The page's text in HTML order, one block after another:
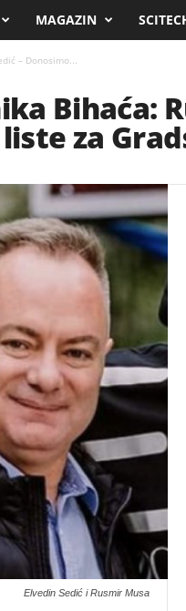
MAGAZIN
– Donosimo...
Bihaća:
za
Elvedin Sedić i Rusmir Musa